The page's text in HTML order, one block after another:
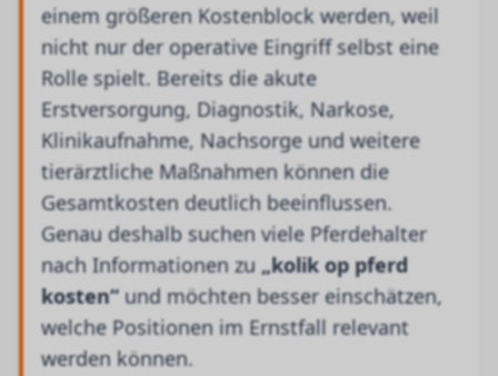
einem größeren Kostenblock werden, weil
nicht nur der operative Eingriff selbst eine
Rolle spielt. Bereits die akute
Erstversorgung, Diagnostik, Narkose,
Klinikaufnahme, Nachsorge und weitere
tierärztliche Maßnahmen können die
Gesamtkosten deutlich beeinflussen.
Genau deshalb suchen viele Pferdehalter
nach Informationen zu „kolik op pferd
kosten“und möchten besser einschätzen,
welche Positionen im Ernstfall relevant
werden können.